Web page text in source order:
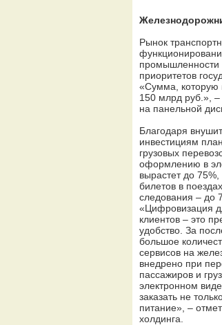
Рынок
промышленности
приоритетов
«Сумма, которую
150 млрд руб.»,
на панельной
Благодаря
инвестициям
грузовых
оформлению в
вырастет до
билетов в
следования – до
«Цифровизация
клиентов – это
удобство. За
большое
сервисов на
внедрено при
пассажиров и
электронном
заказать не
питание», –
холдинга.